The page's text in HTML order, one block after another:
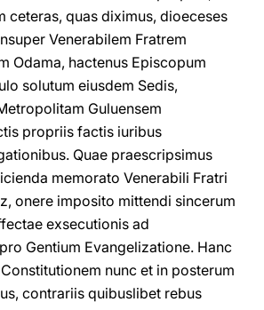
ceteras, quas diximus, dioeceses
Venerabilem Fratrem
Odama, hactenus Episcopum
solutum eiusdem Sedis,
Guluensem
propriis factis iuribus
Quae praescripsimus
memorato Venerabili Fratri
onere imposito mittendi sincerum
exsecutionis ad
Gentium Evangelizatione. Hanc
nunc et in posterum
contrariis quibuslibet rebus